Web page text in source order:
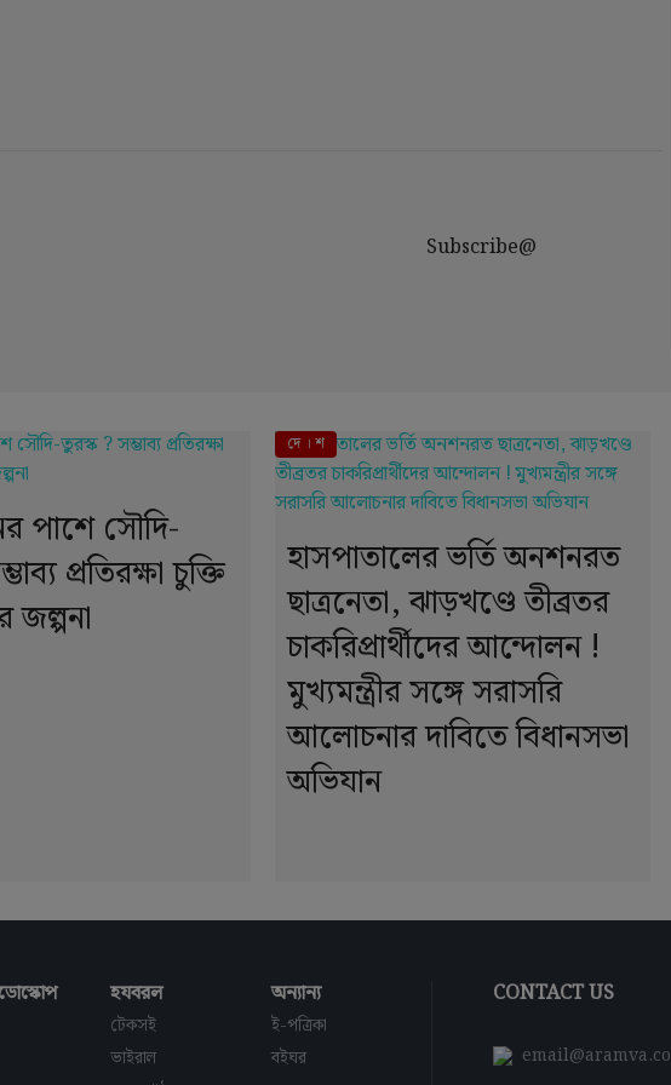
Subscribe@
পাশে সৌদি-
প্রতিরক্ষা চুক্তি
জল্পনা
দে । শ
হাসপাতালের ভর্তি অনশনরত
ছাত্রনেতা, ঝাড়খণ্ডে তীব্রতর
চাকরিপ্রার্থীদের আন্দোলন !
মুখ্যমন্ত্রীর সঙ্গে সরাসরি
আলোচনার দাবিতে বিধানসভা
অভিযান
হযবরল
টেকসই
ভাইরাল
অন্যান্য
ই-পত্রিকা
বইঘর
CONTACT US
email@aramva.co